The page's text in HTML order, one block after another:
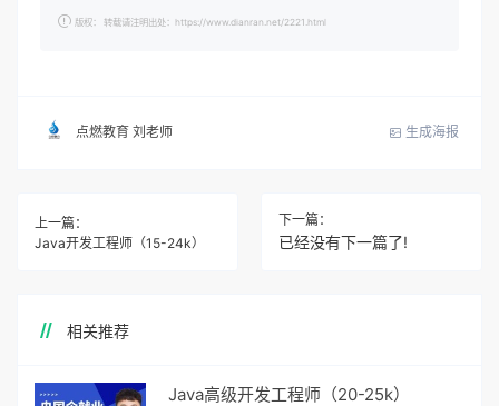
版权： 转载请注明出处：https://www.dianran.net/2221.html
点燃教育 刘老师 生成海报
上一篇：
Java开发工程师（15-24k）
下一篇：
已经没有下一篇了!
相关推荐
Java高级开发工程师（20-25k）